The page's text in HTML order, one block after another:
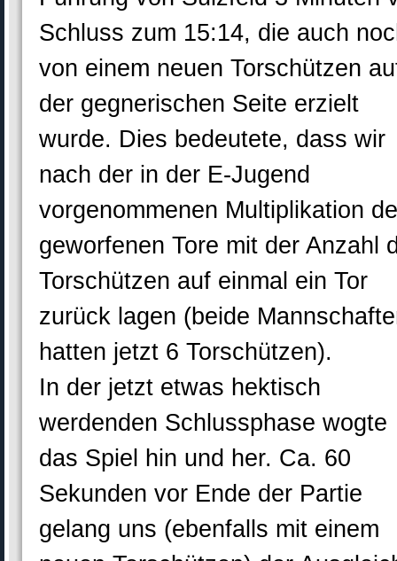
Schluss zum 15:14, die auch
von einem neuen Torschützen
der gegnerischen Seite erzielt
wurde. Dies bedeutete, dass wir
nach der in der E-Jugend
vorgenommenen Multiplikation
geworfenen Tore mit der Anzahl
Torschützen auf einmal ein Tor
zurück lagen (beide
hatten jetzt 6 Torschützen).
In der jetzt etwas hektisch
werdenden Schlussphase wogte
das Spiel hin und her. Ca. 60
Sekunden vor Ende der Partie
gelang uns (ebenfalls mit einem